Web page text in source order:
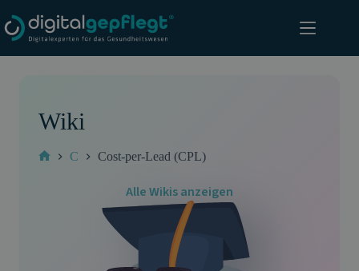
Inhalt
springen
Wiki
C Cost-per-Lead (CPL)
Alle Wikis anzeigen